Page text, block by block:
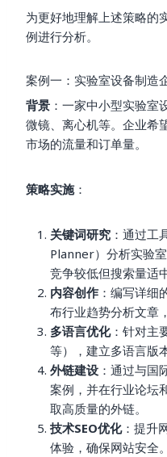
为更好地理解上述策略的
例进行分析。
案例一：实验室设备制造
背景 ：一家中小型实验室
微镜、离心机等。企业希
市场的流量和订单量。
策略实施：
关键词研究 ：通过
Planner）分析实验
竞争较低但搜索量适
内容创作 ：编写详细
布行业趋势分析文章
多语言优化：针对主
等），建立多语言版
外链建设 ：通过与国
案例，并在行业论坛
取高质量的外链。
技术SEO优化：提升
体验，确保网站安全。